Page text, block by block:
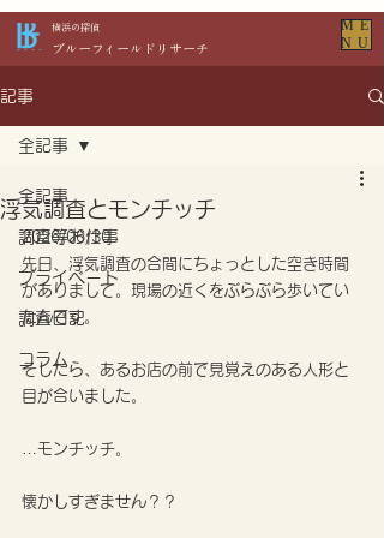
​横浜の探偵
​ブルーフィールドリサーチ
ME
NU
記事
全記事
調査等お仕事
プライベート
調査日記
コラム
全記事
浮気調査とモンチッチ
2026/06/30
先日、浮気調査の合間にちょっとした空き時間
がありまして。現場の近くをぶらぶら歩いてい
たんです。
そしたら、あるお店の前で見覚えのある人形と
目が合いました。
…モンチッチ。
懐かしすぎません？？